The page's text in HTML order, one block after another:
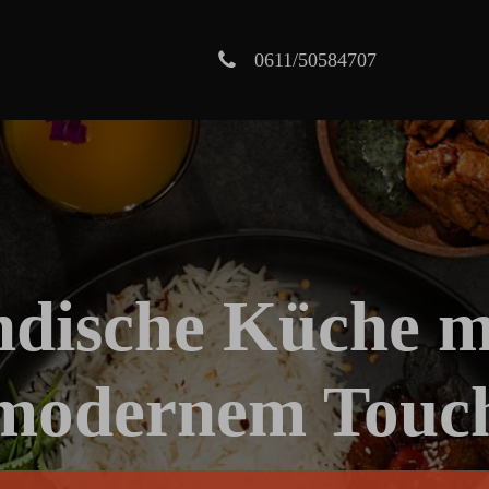
0611/50584707
Küche